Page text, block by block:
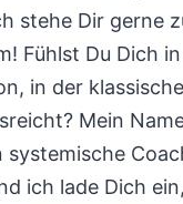
stehe Dir gerne
Fühlst Du Dich
in der
Mein
systemische
ich lade Dich